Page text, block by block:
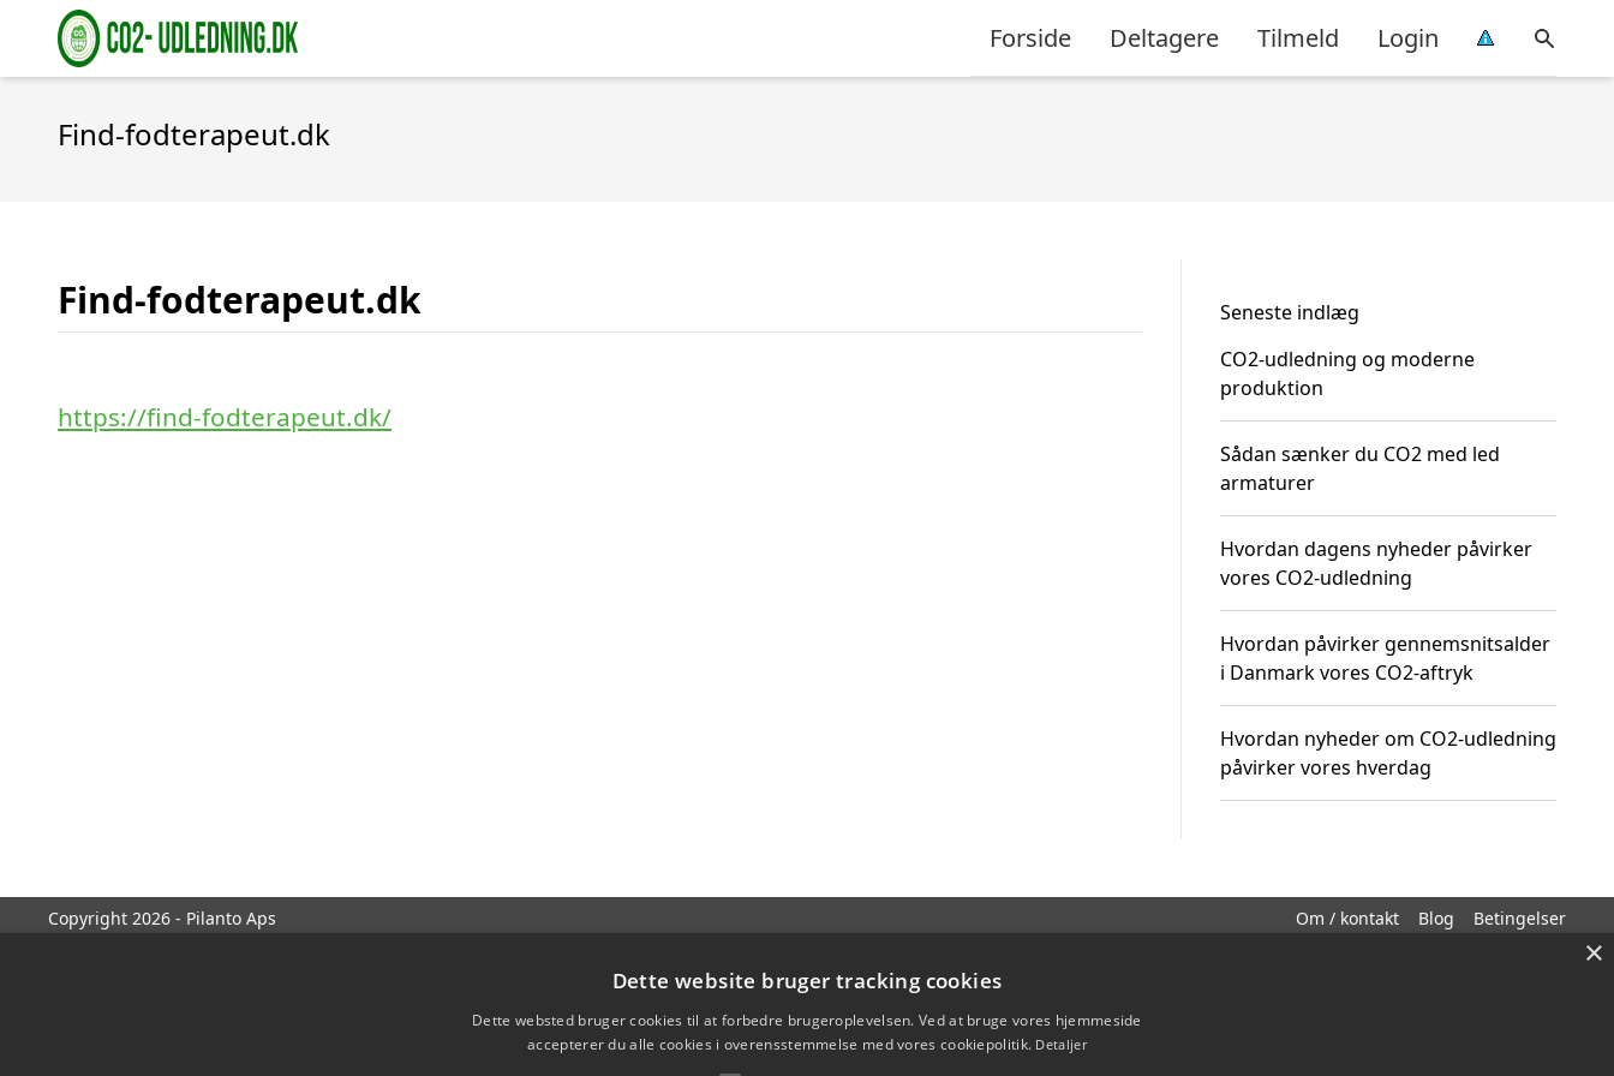
Forside Deltagere Tilmeld Login
Find-fodterapeut.dk
Find-fodterapeut.dk
https://find-fodterapeut.dk/
Seneste indlæg
CO2-udledning og moderne
produktion
Sådan sænker du CO2 med led
armaturer
Hvordan dagens nyheder påvirker
vores CO2-udledning
Hvordan påvirker gennemsnitsalder
i Danmark vores CO2-aftryk
Hvordan nyheder om CO2-udledning
påvirker vores hverdag
Copyright 2026 - Pilanto Aps Om / kontakt Blog Betingelser
×
Dette website bruger tracking cookies
Dette websted bruger cookies til at forbedre brugeroplevelsen. Ved at bruge vores hjemmeside
accepterer du alle cookies i overensstemmelse med vores cookiepolitik. Detaljer